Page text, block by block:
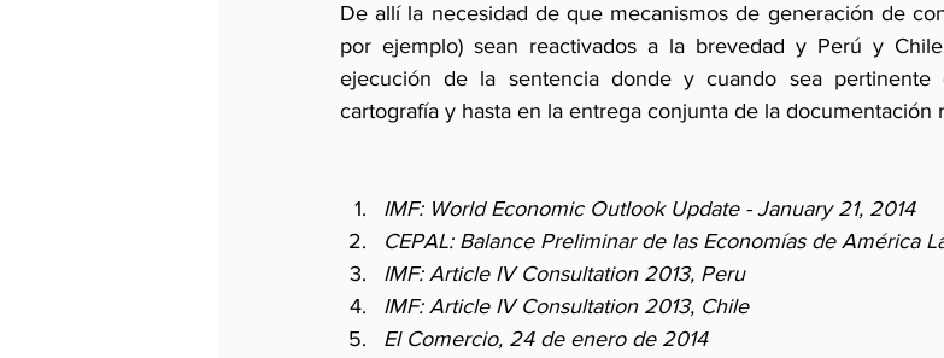
De allí la necesidad de que mecanismos de generación de
por ejemplo) sean reactivados a la brevedad y Perú y
ejecución de la sentencia donde y cuando sea
cartografía y hasta en la entrega conjunta de la documentación
IMF: World Economic Outlook Update - January 21, 2014
CEPAL: Balance Preliminar de las Economías de América
IMF: Article IV Consultation 2013, Peru
IMF: Article IV Consultation 2013, Chile
El Comercio, 24 de enero de 2014